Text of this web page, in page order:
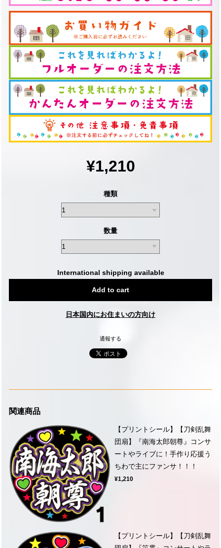
¥1,210
種類
数量
International shipping available
Add to cart
日本国内にお住まいの方向け
通報する
関連商品
【プリントシール】【刀剣乱舞
団扇】『南海太郎朝尊』コンサ
ートやライブに！手作り応援う
ちわで主にファンサ！！！
¥1,210
【プリントシール】【刀剣乱舞